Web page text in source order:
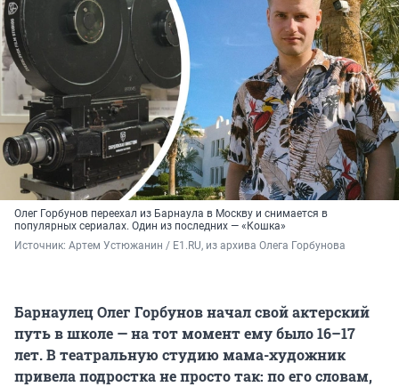
Олег Горбунов переехал из Барнаула в Москву и снимается в
популярных сериалах. Один из последних — «Кошка»
Источник: Артем Устюжанин / E1.RU, из архива Олега Горбунова
Барнаулец Олег Горбунов начал свой актерский
путь в школе — на тот момент ему было 16–17
лет. В театральную студию мама-художник
привела подростка не просто так: по его словам,